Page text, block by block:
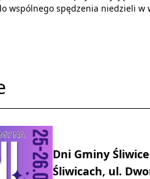
wspólnego spędzenia niedzieli w
Dni Gminy
Śliwicach, ul.